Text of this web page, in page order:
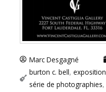
Marc Desgagné
burton c. bell, exposition
série de photographies,